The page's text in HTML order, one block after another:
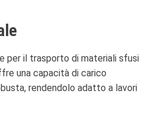
per il trasporto di materiali sfusi
una capacità di carico
rendendolo adatto a lavori